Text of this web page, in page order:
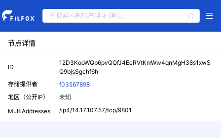
节点详情
ID
12D3KooWQb6pvQQfJ4EeRVtKmWw4qnMgH38s1xwS
Q9bjsSgchf6h
存储提供者
f03567898
地区（公开IP）
未知
MultiAddresses
/ip4/14.17.107.57/tcp/9801